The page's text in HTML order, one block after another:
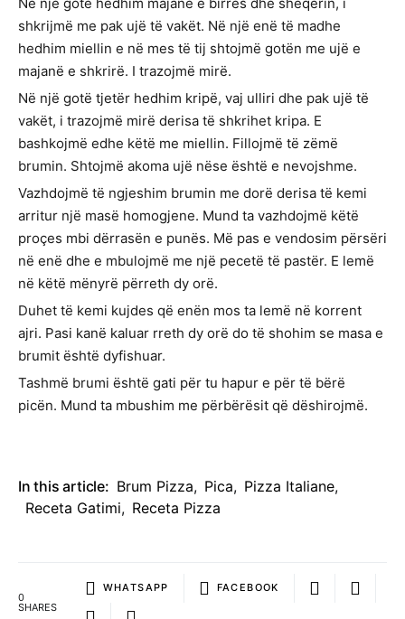
shkrijmë me pak ujë të vakët. Në një enë të madhe
hedhim miellin e në mes të tij shtojmë gotën me ujë e
majanë e shkrirë. I trazojmë mirë.
Në një gotë tjetër hedhim kripë, vaj ulliri dhe pak ujë të
vakët, i trazojmë mirë derisa të shkrihet kripa. E
bashkojmë edhe këtë me miellin. Fillojmë të zëmë
brumin. Shtojmë akoma ujë nëse është e nevojshme.
Vazhdojmë të ngjeshim brumin me dorë derisa të kemi
arritur një masë homogjene. Mund ta vazhdojmë këtë
proçes mbi dërrasën e punës. Më pas e vendosim përsëri
në enë dhe e mbulojmë me një pecetë të pastër. E lemë
në këtë mënyrë përreth dy orë.
Duhet të kemi kujdes që enën mos ta lemë në korrent
ajri. Pasi kanë kaluar rreth dy orë do të shohim se masa e
brumit është dyfishuar.
Tashmë brumi është gati për tu hapur e për të bërë
picën. Mund ta mbushim me përbërësit që dëshirojmë.
In this article: Brum Pizza, Pica, Pizza Italiane,
Receta Gatimi, Receta Pizza
0
SHARES
WHATSAPP FACEBOOK